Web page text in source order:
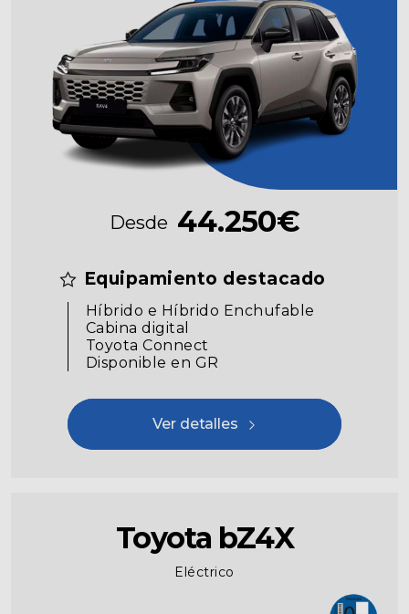
Desde 44.250€
Equipamiento destacado
Híbrido e Híbrido Enchufable
Cabina digital
Toyota Connect
Disponible en GR
Ver detalles
Toyota bZ4X
Eléctrico